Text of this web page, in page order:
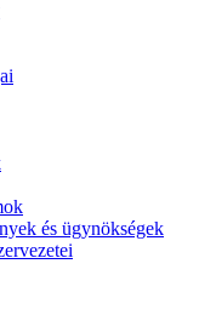
és ügynökségek